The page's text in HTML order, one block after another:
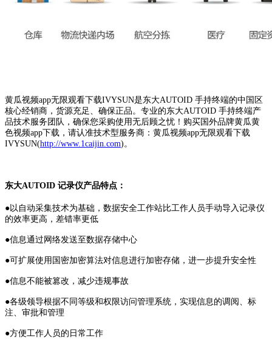
黄瓜视频app无限观看下载IVYSUN是东大AUTOID 手持终端的中国区
核心经销商，货源充足、确保正品。专业的东大AUTOID 手持终端产
品技术服务团队，确保您采购使用无后顾之忧！购买国外品牌黄瓜黄
色视频app下载，请认准技术型服务商：黄瓜视频app无限观看下载
IVYSUN(http://www.1caijin.com)。
东大AUTOID 记录仪产品特点：
●以自动采集技术为基础，数据安全工作站比工作人员手动导入记录仪
的效率更高，差错率更低
●信息通过网络发送至数据存储中心
●可扩展使用国密加密算法对信息进行加密存储，进一步提升安全性
●信息不能被篡改，减少违规事故
●各级领导根据不同等级和权限访问管理系统，实现信息的调阅、标
注、审批和管理
●方便工作人员的日常工作